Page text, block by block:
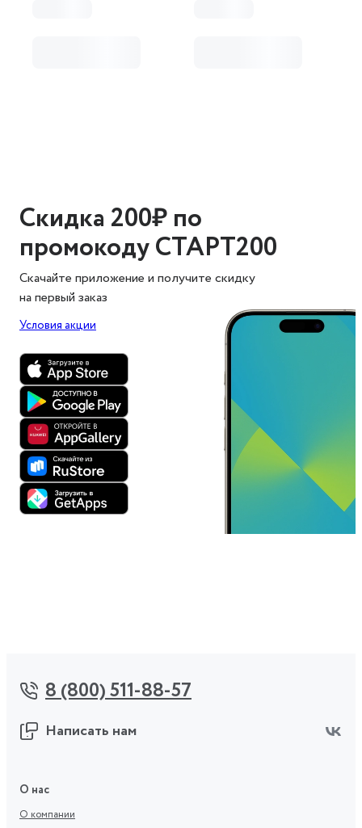
Скидка 200₽ по
промокоду СТАРТ200
Скачайте приложение и получите скидку
на первый заказ
Условия акции
8 (800) 511-88-57
Написать нам
О нас
О компании